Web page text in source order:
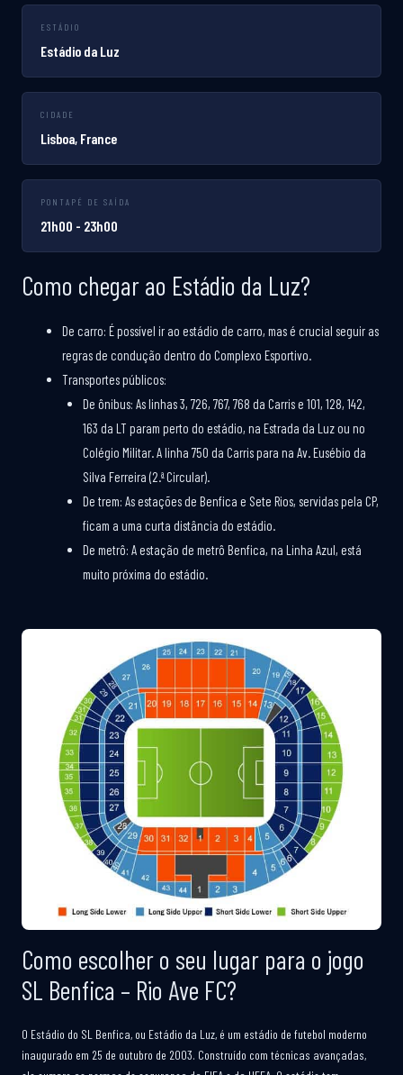
ESTÁDIO
Estádio da Luz
CIDADE
Lisboa, France
PONTAPÉ DE SAÍDA
21h00 - 23h00
Como chegar ao Estádio da Luz?
De carro: É possível ir ao estádio de carro, mas é crucial seguir as
regras de condução dentro do Complexo Esportivo.
Transportes públicos:
De ônibus: As linhas 3, 726, 767, 768 da Carris e 101, 128, 142,
163 da LT param perto do estádio, na Estrada da Luz ou no
Colégio Militar. A linha 750 da Carris para na Av. Eusébio da
Silva Ferreira (2.ª Circular).
De trem: As estações de Benfica e Sete Rios, servidas pela CP,
ficam a uma curta distância do estádio.
De metrô: A estação de metrô Benfica, na Linha Azul, está
muito próxima do estádio.
Como escolher o seu lugar para o jogo
SL Benfica – Rio Ave FC?
O Estádio do SL Benfica, ou Estádio da Luz, é um estádio de futebol moderno
inaugurado em 25 de outubro de 2003. Construído com técnicas avançadas,